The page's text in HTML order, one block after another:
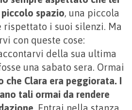
spazio, una piccola
rispettato i suoi silenzi. Ma
con queste cose:
della sua ultima
una sabato sera. Ormai
che Clara era peggiorata. I
tali ormai da rendere